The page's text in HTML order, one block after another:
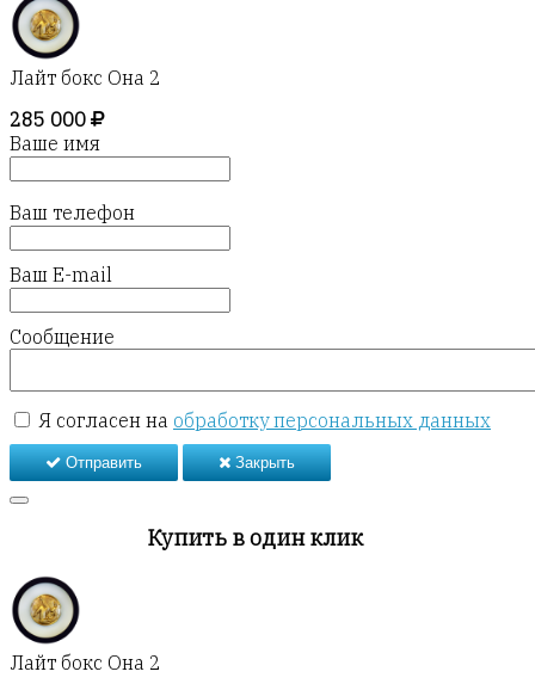
Лайт бокс Она 2
285 000
Ваше имя
Ваш телефон
Ваш E-mail
Сообщение
Я согласен на обработку персональных данных
Отправить Закрыть
Купить в один клик
Лайт бокс Она 2